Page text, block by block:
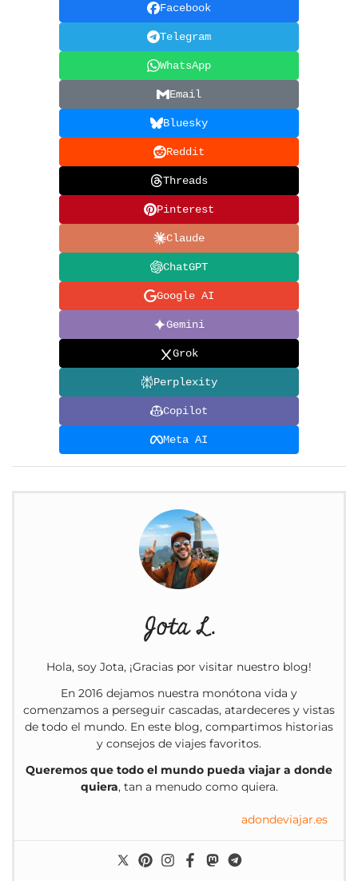
Facebook
Telegram
WhatsApp
Email
Bluesky
Reddit
Threads
Pinterest
Claude
ChatGPT
Google AI
Gemini
Grok
Perplexity
Copilot
Meta AI
Jota L.
Hola, soy Jota, ¡Gracias por visitar nuestro blog!
En 2016 dejamos nuestra monótona vida y
comenzamos a perseguir cascadas, atardeceres y vistas
de todo el mundo. En este blog, compartimos historias
y consejos de viajes favoritos.
Queremos que todo el mundo pueda viajar a donde
quiera, tan a menudo como quiera.
adondeviajar.es